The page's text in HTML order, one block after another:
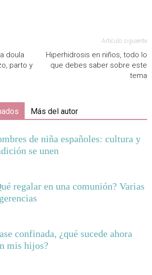
doula
parto y
Artículo siguiente
Hiperhidrosis en niños, todo lo
que debes saber sobre este
tema
Más del autor
de niña españoles: cultura y
se unen
regalar en una comunión? Varias
confinada, ¿qué sucede ahora
mis hijos?